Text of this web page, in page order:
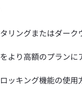
リングまたはダー
より高額のプラン
ッキング機能の使用